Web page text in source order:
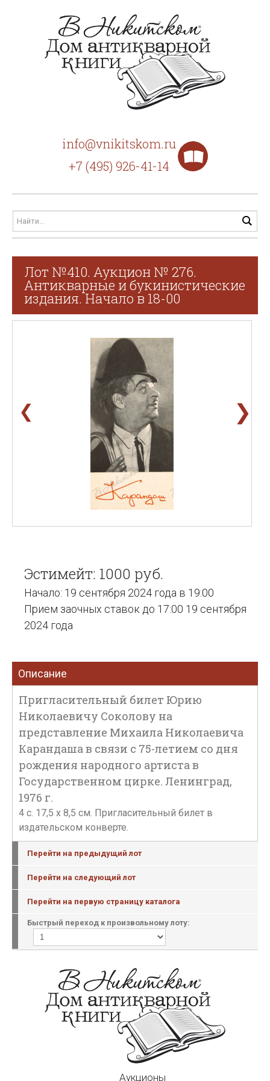
info@vnikitskom.ru
+7 (495) 926-41-14
Лот №410. Аукцион № 276.
Антикварные и букинистические
издания. Начало в 18-00
❮ ❯
Эстимейт: 1000 руб.
Начало: 19 сентября 2024 года в 19:00
Прием заочных ставок до 17:00 19 сентября
2024 года
Описание
Пригласительный билет Юрию
Николаевичу Соколову на
представление Михаила Николаевича
Карандаша в связи с 75-летием со дня
рождения народного артиста в
Государственном цирке. Ленинград,
1976 г.
4 c. 17,5 х 8,5 см. Пригласительный билет в
издательском конверте.
Перейти на предыдущий лот
Перейти на следующий лот
Перейти на первую страницу каталога
Быстрый переход к произвольному лоту:
Аукционы